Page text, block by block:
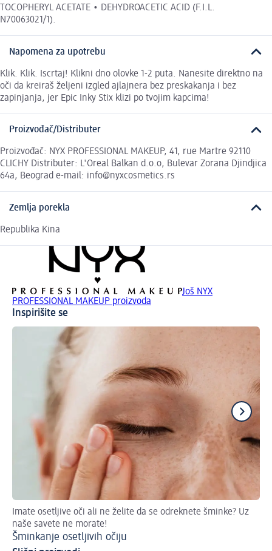
TOCOPHERYL ACETATE • DEHYDROACETIC ACID (F.I.L.
N70063021/1).
Napomena za upotrebu
Klik. Klik. Iscrtaj! Klikni dno olovke 1-2 puta. Nanesite direktno na
oči da kreiraš željeni izgled ajlajnera bez preskakanja i bez
zapinjanja, jer Epic Inky Stix klizi po tvojim kapcima!
Proizvođač/Distributer
Proizvođač: NYX PROFESSIONAL MAKEUP, 41, rue Martre 92110
CLICHY Distributer: L'Oreal Balkan d.o.o, Bulevar Zorana Djindjica
64a, Beograd e-mail: info@nyxcosmetics.rs
Zemlja porekla
Republika Kina
Još NYX
PROFESSIONAL MAKEUP proizvoda
Inspirišite se
Imate osetljive oči ali ne želite da se odreknete šminke? Uz
naše savete ne morate!
Šminkanje osetljivih očiju